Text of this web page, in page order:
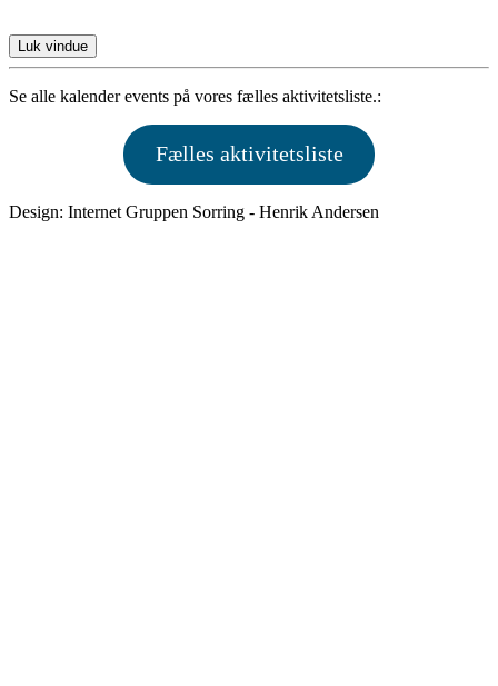
Luk vindue
Se alle kalender events på vores fælles aktivitetsliste.:
Fælles aktivitetsliste
Design: Internet Gruppen Sorring - Henrik Andersen